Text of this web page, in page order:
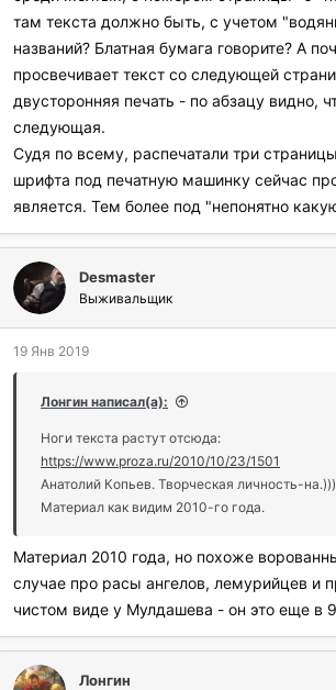
там текста должно быть, с учетом
названий? Блатная бумага говорите? А
просвечивает текст со следующей
двусторонняя печать - по абзацу видно,
следующая.
Судя по всему, распечатали три
шрифта под печатную машинку сейчас
является. Тем более под "непонятно
Desmaster
Выживальщик
19 Янв 2019
Лонгин написал(а):
Ноги текста растут отсюда:
https://www.proza.ru/2010/10/23/1501
Анатолий Копьев. Творческая личность-на.)))
Материал как видим 2010-го года.
Материал 2010 года, но похоже
случае про расы ангелов, лемурийцев и
чистом виде у Мулдашева - он это еще в
Лонгин